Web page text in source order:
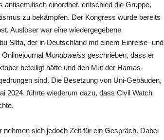
einordnet, entschied die Gruppe,
zu bekämpfen. Der Kongress wurde bereits
Auslöser war eine wiedergegebene
Sitta, der in Deutschland mit einem Einreise- und
Mondoweiss geschrieben, dass er
beteiligt hätte und den Mut der Hamas-
sind. Die Besetzung von Uni-Gebäuden,
2024, führte wiederum dazu, dass Civil Watch
sich jedoch Zeit für ein Gespräch. Dabei